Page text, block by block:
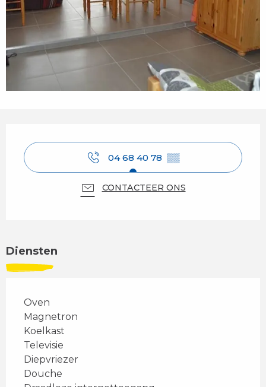
04 68 40 78 ▒▒
CONTACTEER ONS
Diensten
Oven
Magnetron
Koelkast
Televisie
Diepvriezer
Douche